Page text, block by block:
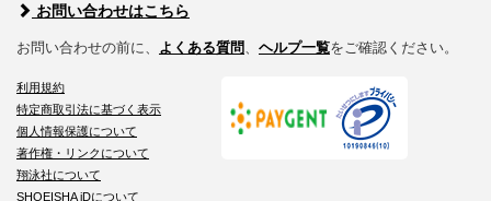
お問い合わせはこちら
お問い合わせの前に、 よくある質問 ヘルプ一覧をご確認ください。
利用規約
特定商取引法に基づく表示
個人情報保護について
著作権・リンクについて
翔泳社について
SHOEISHA iDについて